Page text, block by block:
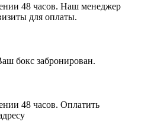
48 часов. Наш менеджер
для оплаты.
бокс забронирован.
48 часов. Оплатить